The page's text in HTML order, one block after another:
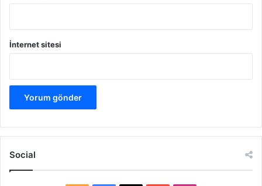
İnternet sitesi
Social